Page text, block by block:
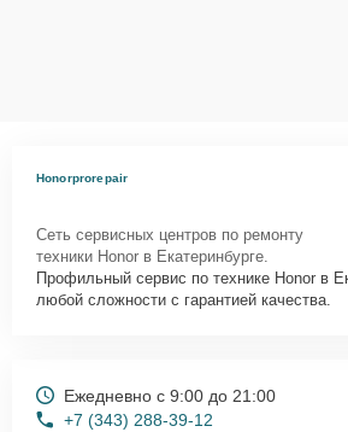
Honorprorepair
Сеть сервисных центров по ремонту
техники Honor в Екатеринбурге.
Профильный сервис по технике Honor в
любой сложности с гарантией качества.
Ежедневно с 9:00 до 21:00
+7 (343) 288-39-12